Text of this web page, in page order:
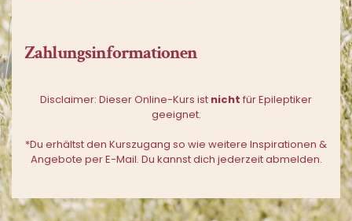
Zahlungsinformationen
Disclaimer: Dieser Online-Kurs ist nicht für Epileptiker
geeignet.
*Du erhältst den Kurszugang so wie weitere Inspirationen &
Angebote per E-Mail. Du kannst dich jederzeit abmelden.